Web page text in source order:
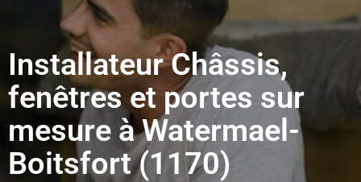
Installateur Châssis,
fenêtres et portes sur
mesure à Watermael-
Boitsfort (1170)